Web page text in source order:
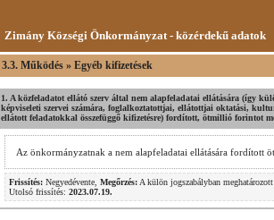
Zimány Községi Önkormányzat - közérdekű adatok
3.3. Működés » Egyéb kifizetések
1. A közfeladatot ellátó szerv által nem alapfeladatai ellátására (így
képviseleti szervei számára, foglalkoztatottjai, ellátottjai oktatási,
ellátott feladatokkal összefüggő kifizetésre) fordított, ötmillió forintot
Az önkormányzatnak a nem alapfeladatai ellátására fordított
Frissítés: Negyedévente, Megőrzés: A külön jogszabályban
Utolsó frissítés: 2023.07.19.